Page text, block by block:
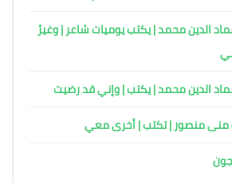
الدين محمد | يكتب يوميات شاعر | وغيرُ
الدين محمد | يكتب | وإني قد رضيت
منى منصور | تكتب | أخرى معي